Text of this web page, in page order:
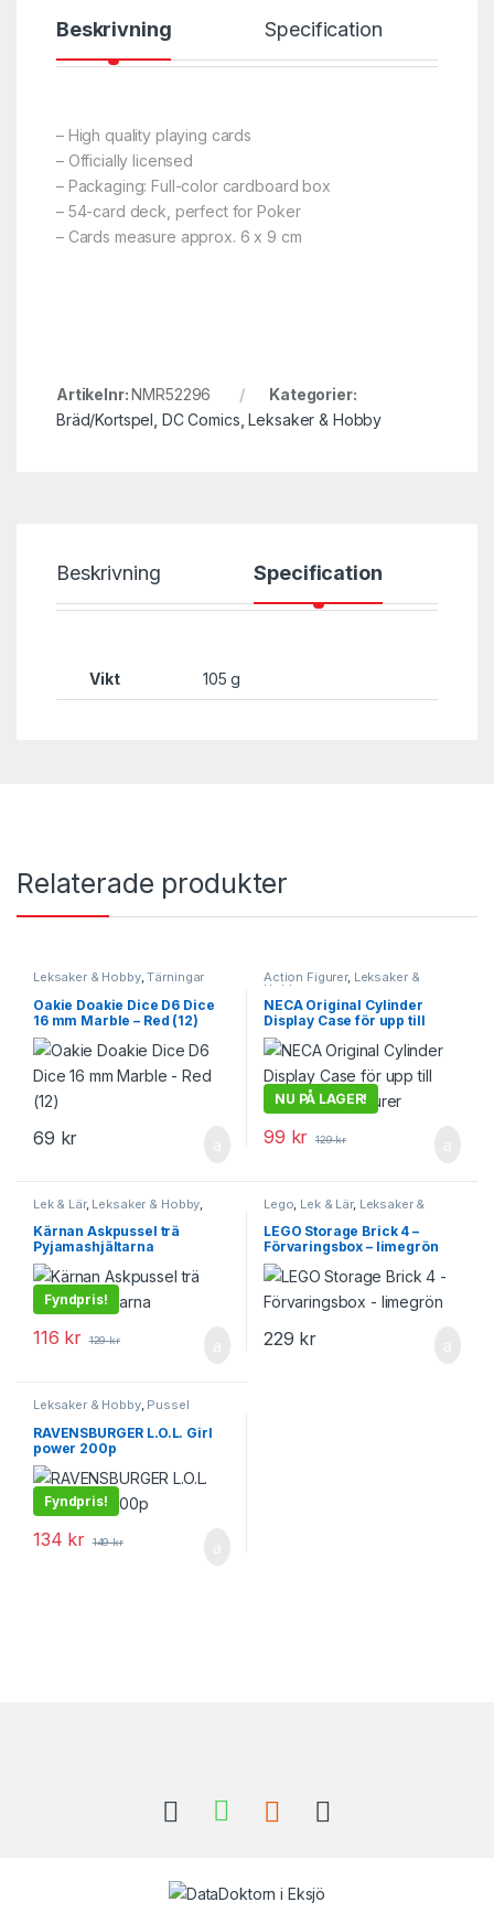
Beskrivning Specification
– High quality playing cards
– Officially licensed
– Packaging: Full-color cardboard box
– 54-card deck, perfect for Poker
– Cards measure approx. 6 x 9 cm
Artikelnr:NMR52296
Kategorier:
Bräd/Kortspel DC Comics ,Leksaker & Hobby
Beskrivning Specification
Vikt 105 g
Relaterade produkter
Leksaker & Hobby,Tärningar
Oakie Doakie Dice D6 Dice
16 mm Marble – Red (12)
69 kr
Action Figurer, Leksaker &
Hobby
NECA Original Cylinder
Display Case för upp till
12cm Action Figurer
NU PÅ LAGER!
99 kr 129kr
Lek & Lär, Leksaker & Hobby
Kärnan Askpussel trä
Pyjamashjältarna
Fyndpris!
116 kr 129kr
Lego Lek & Lär, Leksaker &
Hobby
LEGO Storage Brick 4 –
Förvaringsbox – limegrön
229 kr
Leksaker & Hobby, Pussel
RAVENSBURGER L.O.L. Girl
power 200p
Fyndpris!
134 kr 149kr